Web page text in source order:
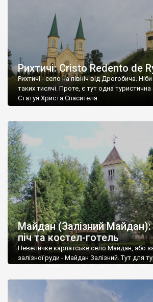
Рихтичі: Cristo Redento de
Рихтичі - село на північ від Дрогобича. Ніби
таких тисячі. Проте, є тут одна туристична
Статуя Христа Спасителя.
Майдан (Залізний
піч та костел-готель
Невеличке карпатське село Майдан, або
залізної руди - Майдан Залізний. Тут для